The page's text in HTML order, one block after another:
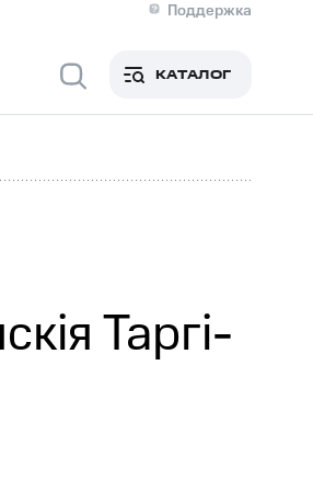
Поддержка
Медиа-центр
КАТАЛОГ
Таргi-